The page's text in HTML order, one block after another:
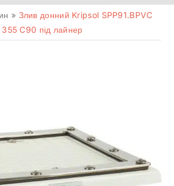
» Злив донний Kripsol SPP91.BPVC
355 C90 під лайнер